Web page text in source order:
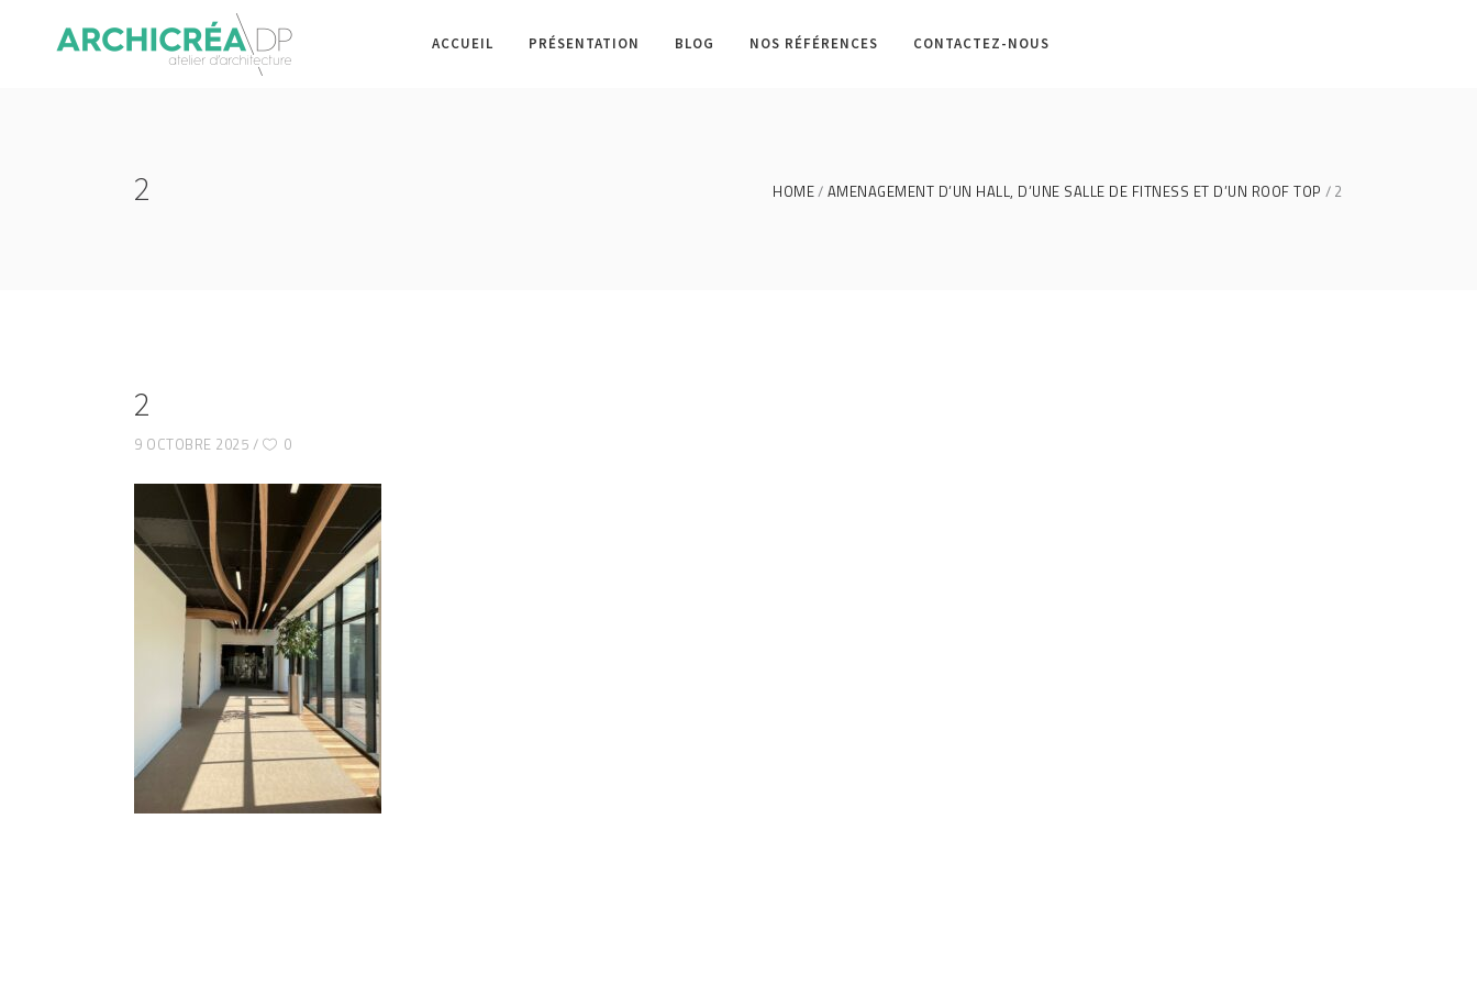
ACCUEIL PRÉSENTATION BLOG NOS RÉFÉRENCES CONTACTEZ-NOUS
2 HOME AMENAGEMENT D’UN HALL, D’UNE SALLE DE FITNESS ET D’UN ROOF TOP 2
2
9 OCTOBRE 2025 0